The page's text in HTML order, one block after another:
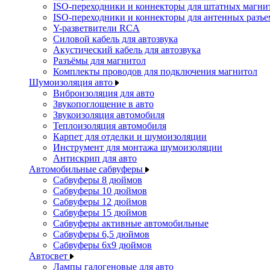
ISO-переходники и коннекторы для штатных
ISO-переходники и коннекторы для антенных
Y-разветвители RCA
Силовой кабель для автозвука
Акустический кабель для автозвука
Разъёмы для магнитол
Комплекты проводов для подключения магнитол
Шумоизоляция авто
Виброизоляция для авто
Звукопоглощение в авто
Звукоизоляция автомобиля
Теплоизоляция автомобиля
Карпет для отделки и шумоизоляции
Инструмент для монтажа шумоизоляции
Антискрип для авто
Автомобильные сабвуферы
Сабвуферы 8 дюймов
Сабвуферы 10 дюймов
Сабвуферы 12 дюймов
Сабвуферы 15 дюймов
Сабвуферы активные автомобильные
Сабвуферы 6,5 дюймов
Сабвуферы 6x9 дюймов
Автосвет
Лампы галогеновые для авто